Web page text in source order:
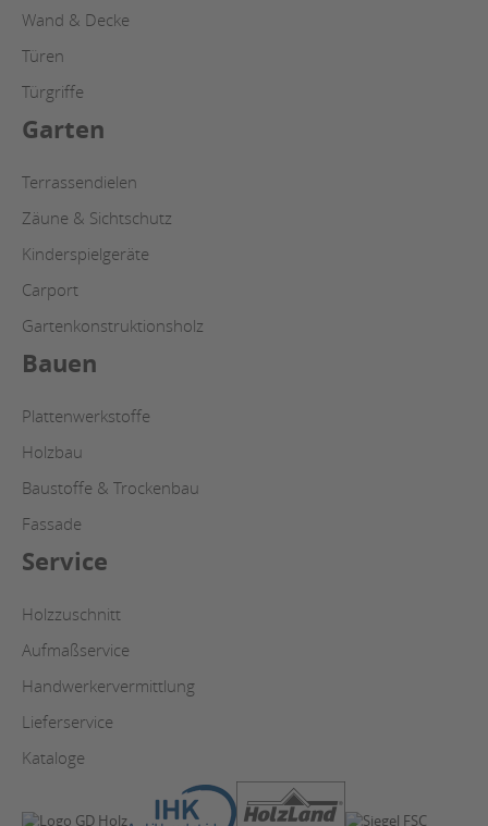
Wand & Decke
Türen
Türgriffe
Garten
Terrassendielen
Zäune & Sichtschutz
Kinderspielgeräte
Carport
Gartenkonstruktionsholz
Bauen
Plattenwerkstoffe
Holzbau
Baustoffe & Trockenbau
Fassade
Service
Holzzuschnitt
Aufmaßservice
Handwerkervermittlung
Lieferservice
Kataloge